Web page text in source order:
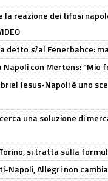
la reazione dei tifosi
dettosìal Fenerbahce:
Napoli con Mertens: "Mio
Jesus-Napoli è uno
una soluzione di
si tratta sulla
Napoli, Allegri non